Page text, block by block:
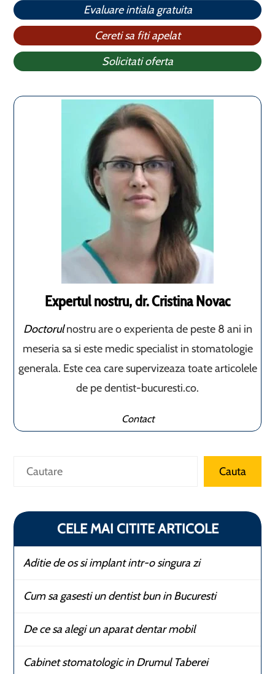
Evaluare intiala gratuita
Cereti sa fiti apelat
Solicitati oferta
Expertul nostru, dr. Cristina Novac
Doctorulnostru are o experienta de peste 8 ani in
meseria sa si este medic specialist in stomatologie
generala. Este cea care supervizeaza toate articolele
de pe dentist-bucuresti.co.
Contact
Caută Cauta
CELE MAI CITITE ARTICOLE
Aditie de os si implant intr-o singura zi
Cum sa gasesti un dentist bun in Bucuresti
De ce sa alegi un aparat dentar mobil
Cabinet stomatologic in Drumul Taberei